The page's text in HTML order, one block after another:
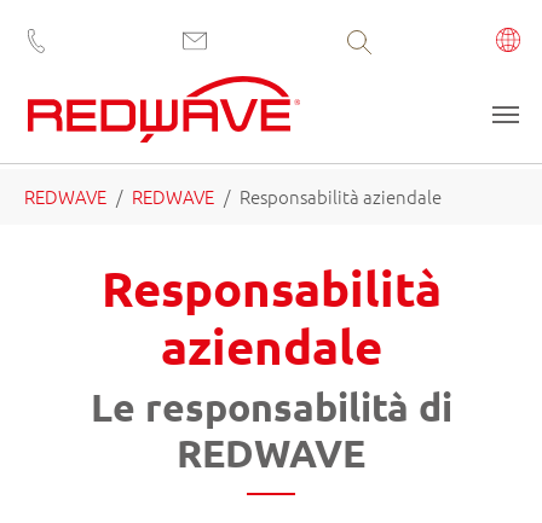
Volltextsuche
REDWAVE REDWAVE Responsabilità aziendale
Responsabilità
aziendale
Le responsabilità di
REDWAVE